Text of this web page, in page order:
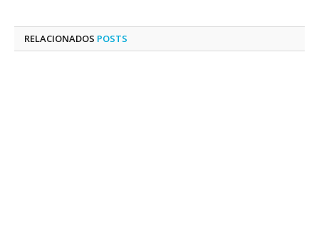
RELACIONADOS POSTS